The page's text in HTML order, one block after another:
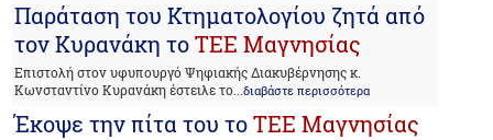
Παράταση του Κτηματολογίου ζητά από
τον Κυρανάκη τοΤΕΕ Μαγνησίας
Επιστολή στον υφυπουργό Ψηφιακής Διακυβέρνησης κ.
Κωνσταντίνο Κυρανάκη έστειλε το...διαβάστε περισσότερα
Έκοψε την πίτα του τοΤΕΕ Μαγνησίας